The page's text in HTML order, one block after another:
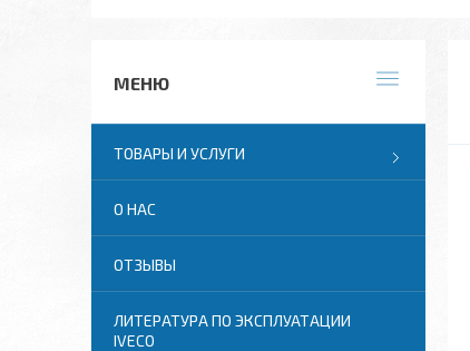
ТОВАРЫ И УСЛУГИ
О НАС
ОТЗЫВЫ
ЛИТЕРАТУРА ПО ЭКСПЛУАТАЦИИ
IVECO